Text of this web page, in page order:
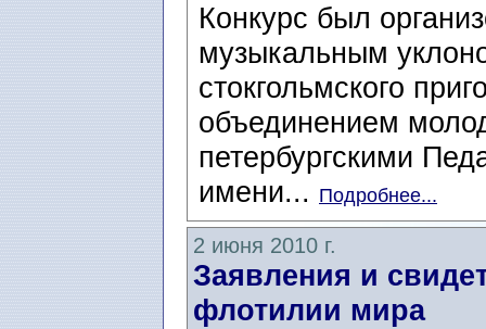
Конкурс был
музыкальным
стокгольмского
объединением
петербургскими
имени... Подробнее...
2 июня 2010 г.
Заявления и
флотилии мира